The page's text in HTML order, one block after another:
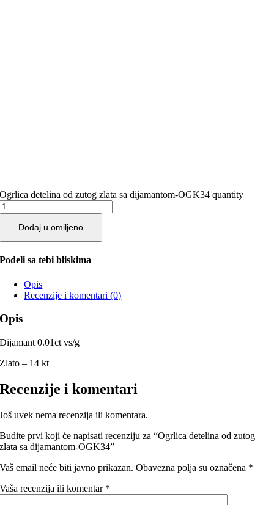
Ogrlica detelina od zutog zlata sa dijamantom-OGK34 quantity
Dodaj u omiljeno
Podeli sa tebi bliskima
Opis
Recenzije i komentari (0)
Opis
Dijamant 0.01ct vs/g
Zlato – 14 kt
Recenzije i komentari
Još uvek nema recenzija ili komentara.
Budite prvi koji će napisati recenziju za “Ogrlica detelina od zutog
zlata sa dijamantom-OGK34”
Vaš email neće biti javno prikazan. Obavezna polja su označena *
Vaša recenzija ili komentar *